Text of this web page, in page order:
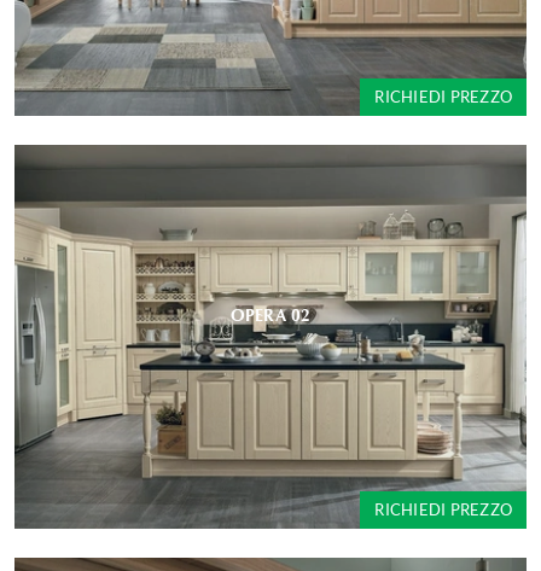
RICHIEDI PREZZO
OPERA 02
RICHIEDI PREZZO